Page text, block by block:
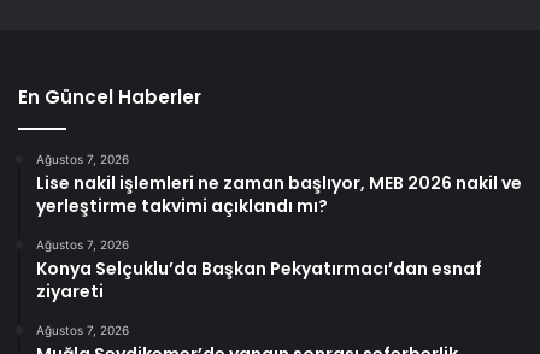
En Güncel Haberler
Ağustos 7, 2026
Lise nakil işlemleri ne zaman başlıyor, MEB 2026 nakil ve
yerleştirme takvimi açıklandı mı?
Ağustos 7, 2026
Konya Selçuklu’da Başkan Pekyatırmacı’dan esnaf
ziyareti
Ağustos 7, 2026